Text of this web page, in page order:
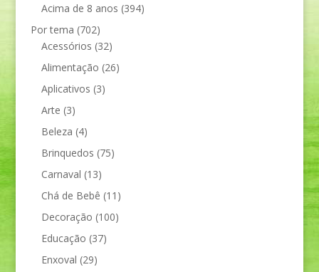
Acima de 8 anos (394)
Por tema (702)
Acessórios (32)
Alimentação (26)
Aplicativos (3)
Arte (3)
Beleza (4)
Brinquedos (75)
Carnaval (13)
Chá de Bebê (11)
Decoração (100)
Educação (37)
Enxoval (29)